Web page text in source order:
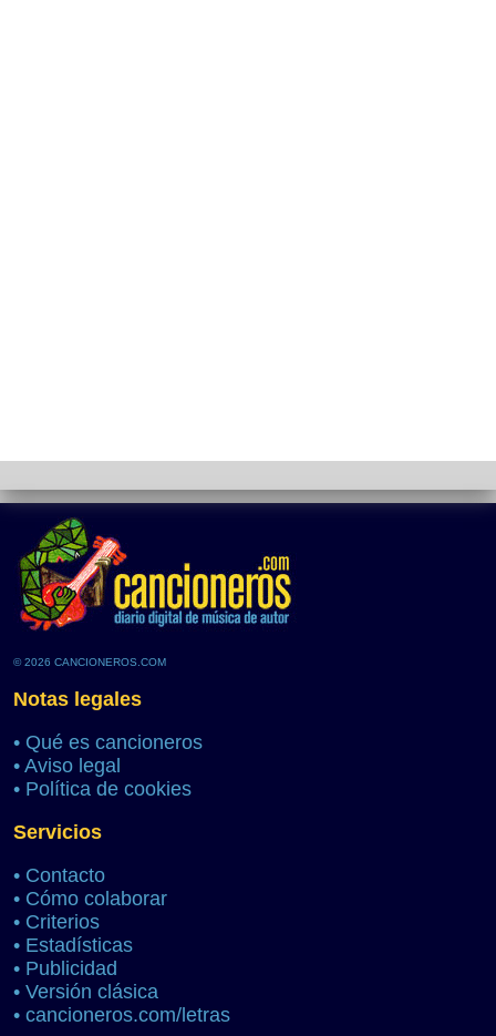
© 2026 CANCIONEROS.COM
Notas legales
• Qué es cancioneros
• Aviso legal
• Política de cookies
Servicios
• Contacto
• Cómo colaborar
• Criterios
• Estadísticas
• Publicidad
• Versión clásica
• cancioneros.com/letras